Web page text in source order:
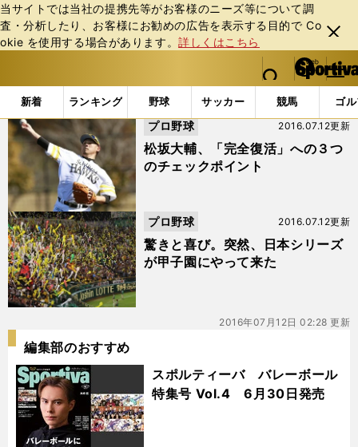
当サイトでは当社の提携先等がお客様のニーズ等について調
査・分析したり、お客様にお勧めの広告を表⽰する⽬的で Co
okie を使⽤する場合があります。詳しくはこちら
閉じ
る
web Sportiva (webスポルティーバ)
検索
マイペ
ー
ジ
メニュ
新着 ランキング 野球 サッカー 競馬 ゴ
b
ス
ポ
ル
テ
ィ
ー
バ
「#9年ぶり」の最新ニュース・ 情報
松坂大輔、「完全復活」への３つ
のチェックポイント
2016.07.12更新
プロ野球
驚きと喜び。突然、日本シリーズ
が甲子園にやって来た
2016.07.12更新
プロ野球
2016年07月12日 02:28 更新
編集部のおすすめ
スポルティーバ バレーボール
特集号 Vol.4 6月30日発売